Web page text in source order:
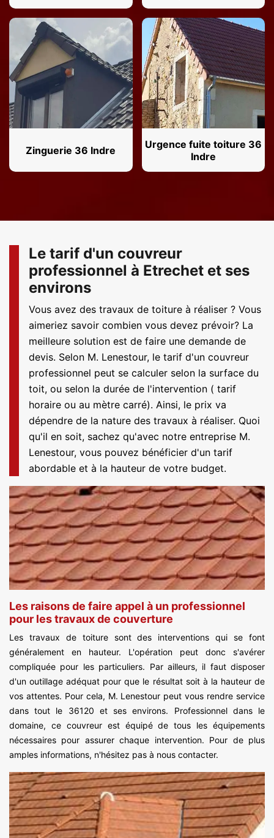
Zinguerie 36 Indre
Urgence fuite toiture 36
Indre
Le tarif d'un couvreur
professionnel à Etrechet et ses
environs
Vous avez des travaux de toiture à réaliser ? Vous
aimeriez savoir combien vous devez prévoir? La
meilleure solution est de faire une demande de
devis. Selon M. Lenestour, le tarif d'un couvreur
professionnel peut se calculer selon la surface du
toit, ou selon la durée de l'intervention ( tarif
horaire ou au mètre carré). Ainsi, le prix va
dépendre de la nature des travaux à réaliser. Quoi
qu'il en soit, sachez qu'avec notre entreprise M.
Lenestour, vous pouvez bénéficier d'un tarif
abordable et à la hauteur de votre budget.
Les raisons de faire appel à un professionnel
pour les travaux de couverture
Les travaux de toiture sont des interventions qui se font
généralement en hauteur. L'opération peut donc s'avérer
compliquée pour les particuliers. Par ailleurs, il faut disposer
d'un outillage adéquat pour que le résultat soit à la hauteur de
vos attentes. Pour cela, M. Lenestour peut vous rendre service
dans tout le 36120 et ses environs. Professionnel dans le
domaine, ce couvreur est équipé de tous les équipements
nécessaires pour assurer chaque intervention. Pour de plus
amples informations, n'hésitez pas à nous contacter.